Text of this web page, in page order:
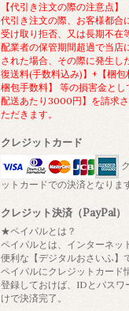
【代引き注文の際の注意点】
代引き注文の際、お客様都合
受け取り拒否、又は長期不在
配業者の保管期間超過で当店
された場合、その際に発生し
復送料(手数料込み)】+【梱包
梱包手数料】 等の損害金とし
配送あたり3000円】を請求
ただきます。
クレジットカード
ットカードでの決済となりま
クレジット決済（PayPal）
★ペイパルとは？
ペイパルとは、インターネッ
便利な【デジタルおさいふ】
ペイパルにクレジットカード
登録しておけば、IDとパスワ
けで決済完了。